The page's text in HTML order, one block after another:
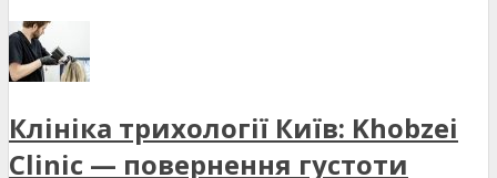
Клініка трихології Київ: Khobzei
Clinic — повернення густоти